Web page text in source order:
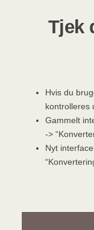
Tjek
Hvis du
kontrolleres
Gammelt
->
Nyt